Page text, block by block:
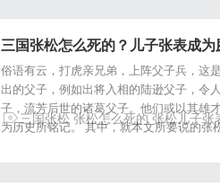
三国张松怎么死的？儿子张表成
俗语有云，打虎亲兄弟，上阵父子兵，这
出的父子，例如出将入相的陆逊父子，令
子，流芳后世的诸葛父子。他们或以其雄
为历史所铭记。 其中，就本文所要说的张
三国张松 张松怎么死的 张松儿子张